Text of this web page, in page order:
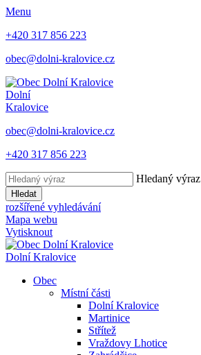
Menu
+420 317 856 223
obec@dolni-kralovice.cz
Dolní
Kralovice
obec@dolni-kralovice.cz
+420 317 856 223
Hledaný výraz
Hledat
rozšířené vyhledávání
Mapa webu
Vytisknout
Dolní Kralovice
Obec
Místní části
Dolní Kralovice
Martinice
Střítež
Vraždovy Lhotice